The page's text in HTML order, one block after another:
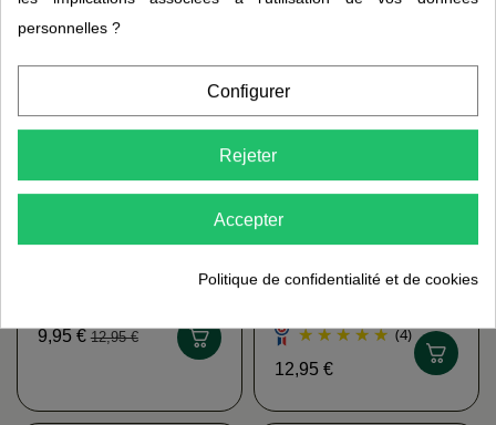
Maca bio FRUCTIVIA
9,95 €12,95 €
T-Sensuel Libido
(4)
12,95 €
personnelles ?
Configurer
Rejeter
Accepter
Politique de confidentialité et de cookies